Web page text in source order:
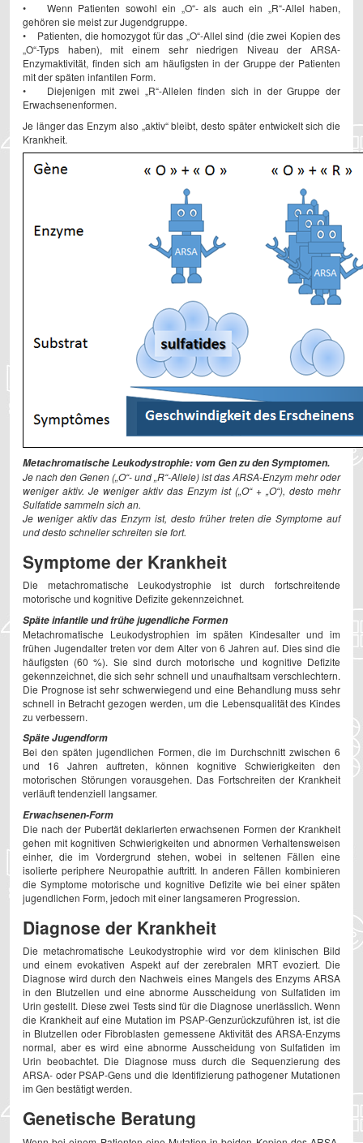
• Wenn Patienten sowohl ein „O“- als auch ein „R“-Allel haben,
gehören sie meist zur Jugendgruppe.
• Patienten, die homozygot für das „O“-Allel sind (die zwei Kopien des
„O“-Typs haben), mit einem sehr niedrigen Niveau der ARSA-
Enzymaktivität, finden sich am häufigsten in der Gruppe der Patienten
mit der späten infantilen Form.
• Diejenigen mit zwei „R“-Allelen finden sich in der Gruppe der
Erwachsenenformen.
Je länger das Enzym also „aktiv“ bleibt, desto später entwickelt sich die
Krankheit.
Metachromatische Leukodystrophie: vom Gen zu den Symptomen.
Je nach den Genen („O“- und „R“-Allele) ist das ARSA-Enzym mehr oder
weniger aktiv. Je weniger aktiv das Enzym ist („O“ + „O“), desto mehr
Sulfatide sammeln sich an.
Je weniger aktiv das Enzym ist, desto früher treten die Symptome auf
und desto schneller schreiten sie fort.
Symptome der Krankheit
Die metachromatische Leukodystrophie ist durch fortschreitende
motorische und kognitive Defizite gekennzeichnet.
Späte infantile und frühe jugendliche Formen
Metachromatische Leukodystrophien im späten Kindesalter und im
frühen Jugendalter treten vor dem Alter von 6 Jahren auf. Dies sind die
häufigsten (60 %). Sie sind durch motorische und kognitive Defizite
gekennzeichnet, die sich sehr schnell und unaufhaltsam verschlechtern.
Die Prognose ist sehr schwerwiegend und eine Behandlung muss sehr
schnell in Betracht gezogen werden, um die Lebensqualität des Kindes
zu verbessern.
Späte Jugendform
Bei den späten jugendlichen Formen, die im Durchschnitt zwischen 6
und 16 Jahren auftreten, können kognitive Schwierigkeiten den
motorischen Störungen vorausgehen. Das Fortschreiten der Krankheit
verläuft tendenziell langsamer.
Erwachsenen-Form
Die nach der Pubertät deklarierten erwachsenen Formen der Krankheit
gehen mit kognitiven Schwierigkeiten und abnormen Verhaltensweisen
einher, die im Vordergrund stehen, wobei in seltenen Fällen eine
isolierte periphere Neuropathie auftritt. In anderen Fällen kombinieren
die Symptome motorische und kognitive Defizite wie bei einer späten
jugendlichen Form, jedoch mit einer langsameren Progression.
Diagnose der Krankheit
Die metachromatische Leukodystrophie wird vor dem klinischen Bild
und einem evokativen Aspekt auf der zerebralen MRT evoziert. Die
Diagnose wird durch den Nachweis eines Mangels des Enzyms ARSA
in den Blutzellen und eine abnorme Ausscheidung von Sulfatiden im
Urin gestellt. Diese zwei Tests sind für die Diagnose unerlässlich. Wenn
die Krankheit auf eine Mutation im PSAP-Genzurückzuführen ist, ist die
in Blutzellen oder Fibroblasten gemessene Aktivität des ARSA-Enzyms
normal, aber es wird eine abnorme Ausscheidung von Sulfatiden im
Urin beobachtet. Die Diagnose muss durch die Sequenzierung des
ARSA- oder PSAP-Gens und die Identifizierung pathogener Mutationen
im Gen bestätigt werden.
Genetische Beratung